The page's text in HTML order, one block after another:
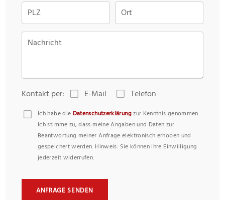
PLZ Ort
Nachricht
Kontakt per: E-Mail Telefon
Ich habe die Datenschutzerklärungzur Kenntnis genommen.
Ich stimme zu, dass meine Angaben und Daten zur
Beantwortung meiner Anfrage elektronisch erhoben und
gespeichert werden. Hinweis: Sie können Ihre Einwilligung
jederzeit widerrufen.
ANFRAGE SENDEN